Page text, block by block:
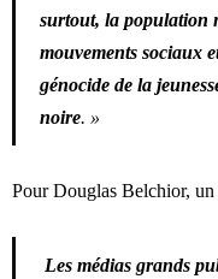
surtout, la population
mouvements sociaux
génocide de la
noire. »
Pour Douglas Belchior,
Les médias grands